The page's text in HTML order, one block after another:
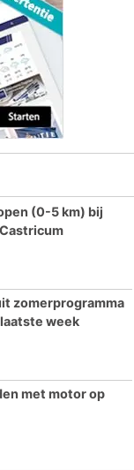
(0-5 km) bij
zomerprogramma
week
met motor op